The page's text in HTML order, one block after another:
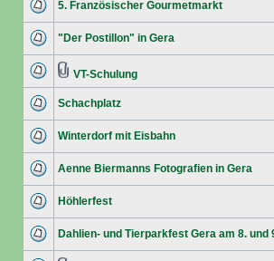
5. Französischer Gourmetmarkt
"Der Postillon" in Gera
VT-Schulung
Schachplatz
Winterdorf mit Eisbahn
Aenne Biermanns Fotografien in Gera
Höhlerfest
Dahlien- und Tierparkfest Gera am 8. und